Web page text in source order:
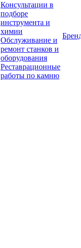
Консультации в
подборе
инструмента и
химии
Обслуживание и
ремонт станков и
оборудования
Реставрационные
работы по камню